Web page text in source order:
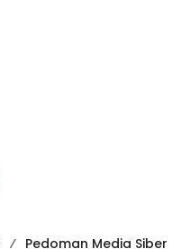
Pedoman Media Siber